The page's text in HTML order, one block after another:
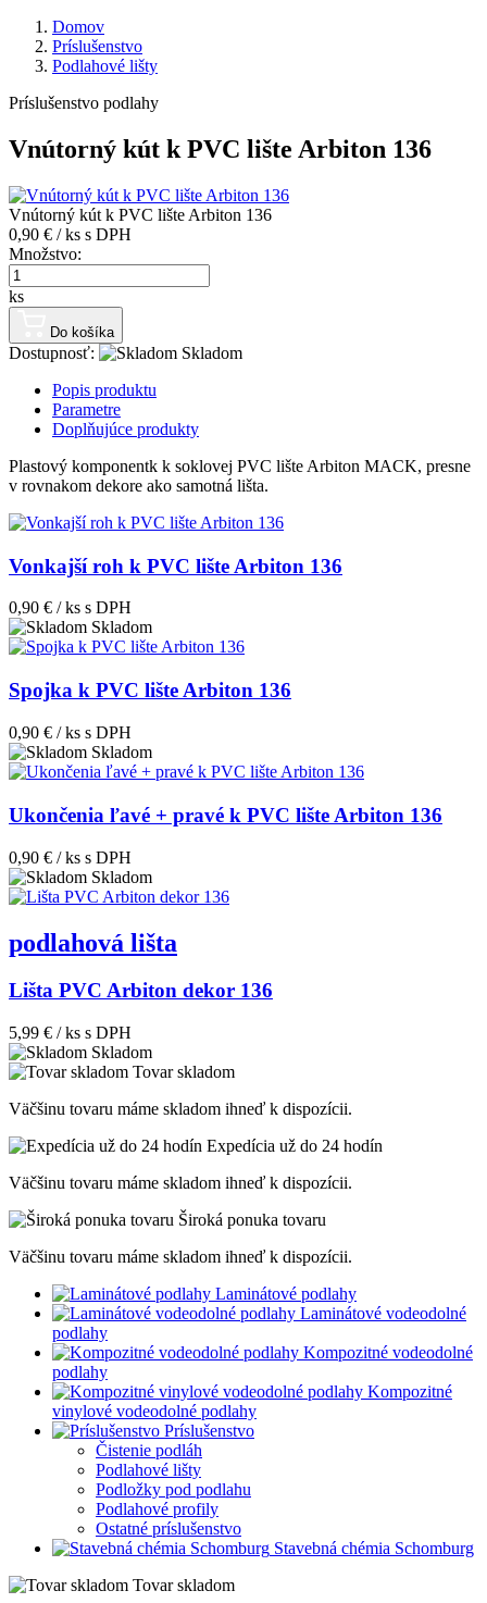
Domov
Príslušenstvo
Podlahové lišty
Príslušenstvo podlahy
Vnútorný kút k PVC lište Arbiton 136
Vnútorný kút k PVC lište Arbiton 136
0,90 € / ks s DPH
Množstvo:
ks
Do košíka
Dostupnosť:
Skladom
Popis produktu
Parametre
Doplňujúce produkty
Plastový komponentk k soklovej PVC lište Arbiton MACK, presne
v rovnakom dekore ako samotná lišta.
Vonkajší roh k PVC lište Arbiton 136
0,90 € / ks s DPH
Skladom
Spojka k PVC lište Arbiton 136
0,90 € / ks s DPH
Skladom
Ukončenia ľavé + pravé k PVC lište Arbiton 136
0,90 € / ks s DPH
Skladom
podlahová lišta
Lišta PVC Arbiton dekor 136
5,99 € / ks s DPH
Skladom
Tovar skladom
Väčšinu tovaru máme skladom ihneď k dispozícii.
Expedícia už do 24 hodín
Väčšinu tovaru máme skladom ihneď k dispozícii.
Široká ponuka tovaru
Väčšinu tovaru máme skladom ihneď k dispozícii.
Laminátové podlahy
Laminátové vodeodolné
podlahy
Kompozitné vodeodolné
podlahy
Kompozitné
vinylové vodeodolné podlahy
Príslušenstvo
Čistenie podláh
Podlahové lišty
Podložky pod podlahu
Podlahové profily
Ostatné príslušenstvo
Stavebná chémia Schomburg
Tovar skladom